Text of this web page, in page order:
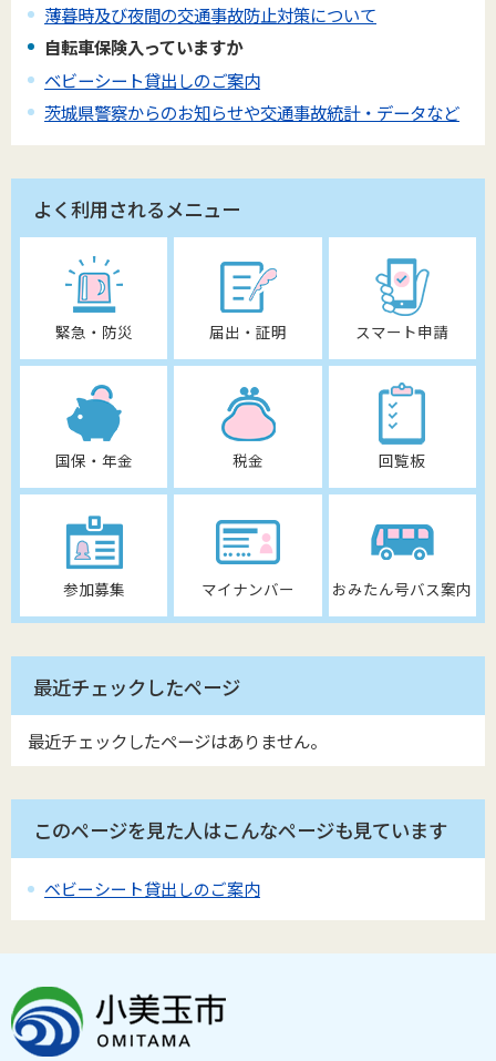
薄暮時及び夜間の交通事故防止対策について
自転車保険入っていますか
ベビーシート貸出しのご案内
茨城県警察からのお知らせや交通事故統計・データなど
よく利用されるメニュー
緊急・防災 届出・証明 スマート申請
国保・年金 税金 回覧板
参加募集 マイナンバー おみたん号バス案内
最近チェックしたページ
最近チェックしたページはありません。
このページを見た人はこんなページも見ています
ベビーシート貸出しのご案内